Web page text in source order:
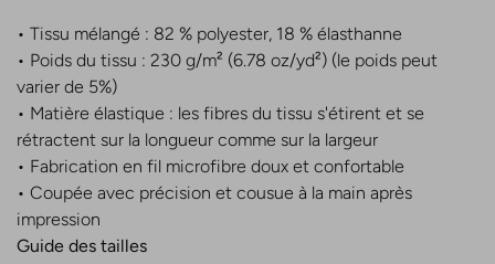
• Tissu mélangé : 82 % polyester, 18 % élasthanne
• Poids du tissu : 230 g/m² (6.78 oz/yd²) (le poids peut
varier de 5%)
• Matière élastique : les fibres du tissu s'étirent et se
rétractent sur la longueur comme sur la largeur
• Fabrication en fil microfibre doux et confortable
• Coupée avec précision et cousue à la main après
impression
Guide des tailles